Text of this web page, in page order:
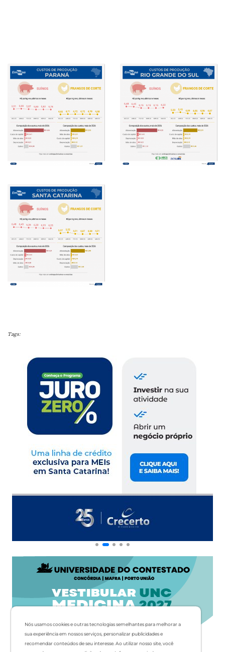
Nós usamos cookies e outras tecnologias semelhantes para melhorar a
sua experiência em nossos serviços, personalizar publicidades e
recomendar conteúdos de seu interesse. Ao utilizar nosso site, você
Tags: